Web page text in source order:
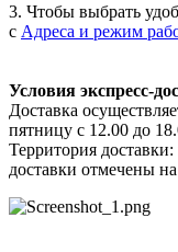
3. Чтобы выбрать
с Адреса и режим
Условия экспресс-
Доставка
пятницу с 12.00 до
Территория
доставки отмечены на